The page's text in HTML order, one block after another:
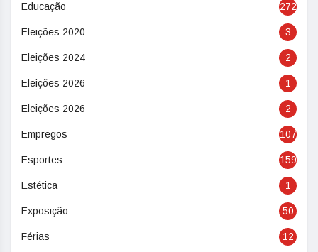
Educação 272
Eleições 2020 3
Eleições 2024 2
Eleições 2026 1
Eleições 2026 2
Empregos 107
Esportes 159
Estética 1
Exposição 50
Férias 12